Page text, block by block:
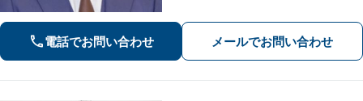
決まで対応・サポートします【土曜日
も営業】交通事故や刑事事件のご相談
もお任せください【Web面談可】
電話でお問い合わせ メールでお問い合わせ